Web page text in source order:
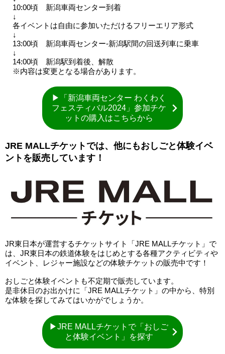
10:00頃 新潟車両センター到着
↓
各イベントは自由に参加いただけるフリーエリア形式
↓
13:00頃 新潟車両センター-新潟駅間の回送列車に乗車
↓
14:00頃 新潟駅到着後、解散
※内容は変更となる場合があります。
▶「新潟車両センター わくわく
フェスティバル2024」参加チケ
ットの購入はこちらから
JRE MALLチケットでは、他にもおしごと体験イベ
ントを販売しています！
JR東日本が運営するチケットサイト「JRE MALLチケット」で
は、JR東日本の鉄道体験をはじめとする各種アクティビティや
イベント、レジャー施設などの体験チケットの販売中です！
おしごと体験イベントも不定期で販売しています。
是非休日のお出かけに「JRE MALLチケット」の中から、特別
な体験を探してみてはいかがでしょうか。
▶JRE MALLチケットで「おしご
と体験イベント」を探す